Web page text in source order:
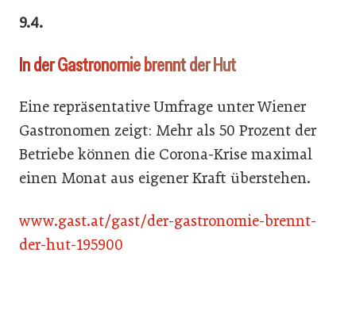
9.4.
In der Gastronomie brennt der Hut
Eine repräsentative Umfrage unter Wiener
Gastronomen zeigt: Mehr als 50 Prozent der
Betriebe können die Corona-Krise maximal
einen Monat aus eigener Kraft überstehen.
www.gast.at/gast/der-gastronomie-brennt-
der-hut-195900